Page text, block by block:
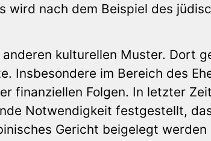
wird nach dem Beispiel des
anderen kulturellen Muster. Dort
Insbesondere im Bereich des
finanziellen Folgen. In letzter
Notwendigkeit festgestellt,
Gericht beigelegt werden